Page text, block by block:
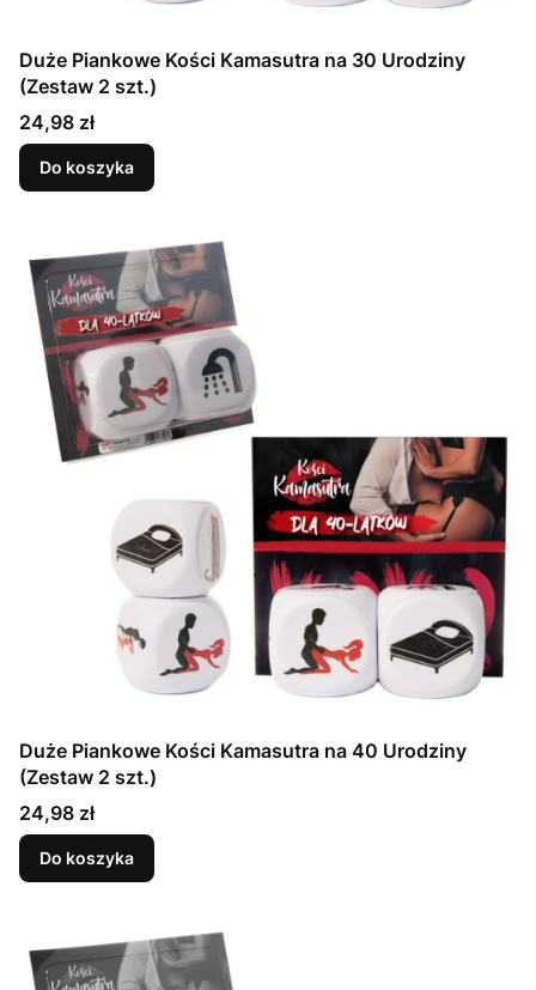
Duże Piankowe Kości Kamasutra na 30 Urodziny
(Zestaw 2 szt.)
Cena
24,98 zł
Do koszyka
Duże Piankowe Kości Kamasutra na 40 Urodziny
(Zestaw 2 szt.)
Cena
24,98 zł
Do koszyka